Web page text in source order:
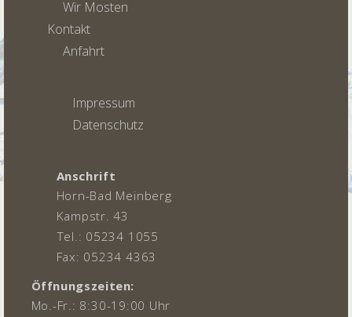
Wir Mosten
Kontakt
Anfahrt
Impressum
Datenschutz
Anschrift
Horn-Bad Meinberg
Kampstr. 43
Tel.: 05234 1055
Fax: 05234 4363
Öffnungszeiten:
Mo.-Fr.: 8:30-19:00 Uhr